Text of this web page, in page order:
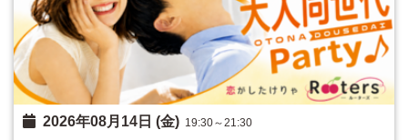
2026年08月14日 (金) 19:30～21:30